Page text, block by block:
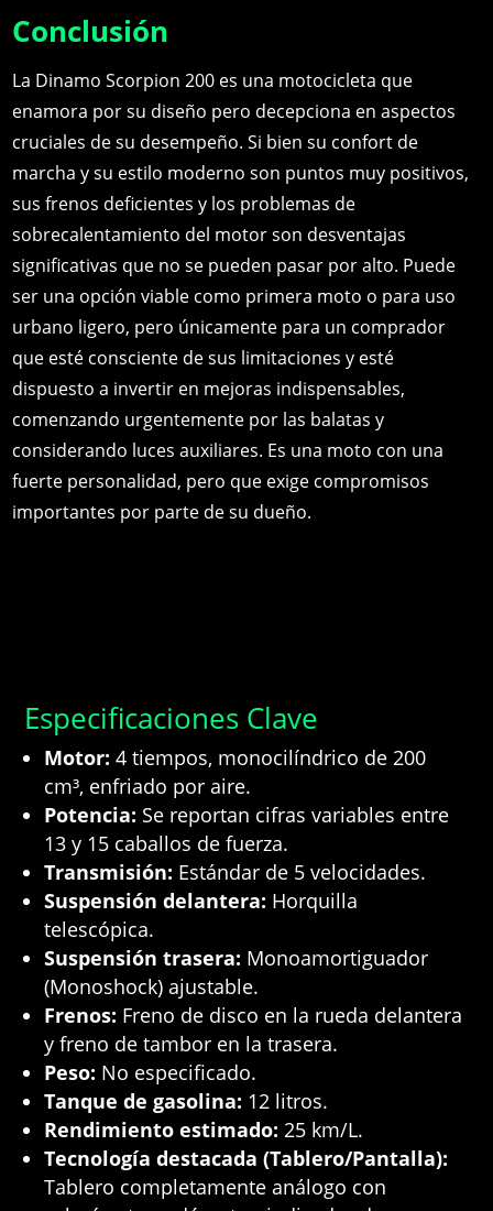
Conclusión
La Dinamo Scorpion 200 es una motocicleta que
enamora por su diseño pero decepciona en aspectos
cruciales de su desempeño. Si bien su confort de
marcha y su estilo moderno son puntos muy positivos,
sus frenos deficientes y los problemas de
sobrecalentamiento del motor son desventajas
significativas que no se pueden pasar por alto. Puede
ser una opción viable como primera moto o para uso
urbano ligero, pero únicamente para un comprador
que esté consciente de sus limitaciones y esté
dispuesto a invertir en mejoras indispensables,
comenzando urgentemente por las balatas y
considerando luces auxiliares. Es una moto con una
fuerte personalidad, pero que exige compromisos
importantes por parte de su dueño.
Especificaciones Clave
Motor: 4 tiempos, monocilíndrico de 200
cm³, enfriado por aire.
Potencia: Se reportan cifras variables entre
13 y 15 caballos de fuerza.
Transmisión: Estándar de 5 velocidades.
Suspensión delantera: Horquilla
telescópica.
Suspensión trasera: Monoamortiguador
(Monoshock) ajustable.
Frenos: Freno de disco en la rueda delantera
y freno de tambor en la trasera.
Peso: No especificado.
Tanque de gasolina: 12 litros.
Rendimiento estimado: 25 km/L.
Tecnología destacada (Tablero/Pantalla):
Tablero completamente análogo con